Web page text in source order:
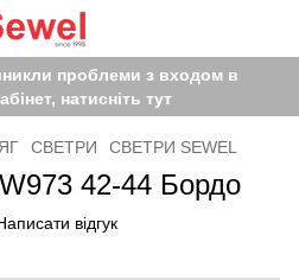
проблеми з входом в
натисніть тут
СВЕТРИ СВЕТРИ SEWEL
42-44 Бордо
відгук